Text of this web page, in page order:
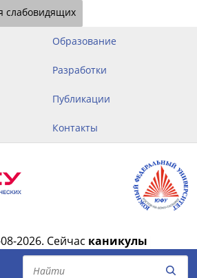
слабовидящих
Образование
Разработки
Публикации
Контакты
2026. Сейчас каникулы